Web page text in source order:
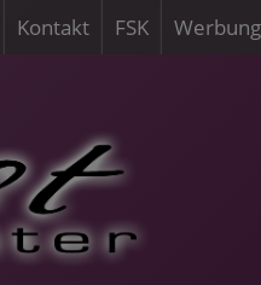
Kontakt FSK